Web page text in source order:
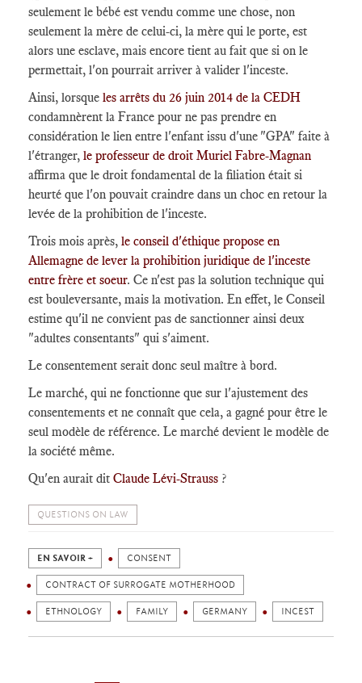
seulement le bébé est vendu comme une chose, non
seulement la mère de celui-ci, la mère qui le porte, est
alors une esclave, mais encore tient au fait que si on le
permettait, l'on pourrait arriver à valider l'inceste.
Ainsi, lorsque les arrêts du 26 juin 2014 de la CEDH
condamnèrent la France pour ne pas prendre en
considération le lien entre l'enfant issu d'une "GPA" faite à
l'étranger, le professeur de droit Muriel Fabre-Magnan
affirma que le droit fondamental de la filiation était si
heurté que l'on pouvait craindre dans un choc en retour la
levée de la prohibition de l'inceste.
Trois mois après, le conseil d'éthique propose en
Allemagne de lever la prohibition juridique de l'inceste
entre frère et soeur. Ce n'est pas la solution technique qui
est bouleversante, mais la motivation. En effet, le Conseil
estime qu'il ne convient pas de sanctionner ainsi deux
"adultes consentants" qui s'aiment.
Le consentement serait donc seul maître à bord.
Le marché, qui ne fonctionne que sur l'ajustement des
consentements et ne connaît que cela, a gagné pour être le
seul modèle de référence. Le marché devient le modèle de
la société même.
Qu'en aurait dit Claude Lévi-Strauss ?
QUESTIONS ON LAW
EN SAVOIR + CONSENT
CONTRACT OF SURROGATE MOTHERHOOD
ETHNOLOGY FAMILY GERMANY INCEST